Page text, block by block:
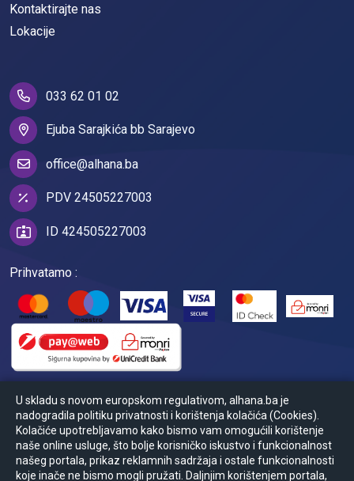
Kontaktirajte nas
Lokacije
033 62 01 02
Ejuba Sarajkića bb Sarajevo
office@alhana.ba
PDV 24505227003
ID 424505227003
Prihvatamo :
U skladu s novom europskom regulativom, alhana.ba je
nadogradila politiku privatnosti i korištenja kolačića (Cookies).
Kolačiće upotrebljavamo kako bismo vam omogućili korištenje
naše online usluge, što bolje korisničko iskustvo i funkcionalnost
našeg portala, prikaz reklamnih sadržaja i ostale funkcionalnosti
koje inače ne bismo mogli pružati. Daljnjim korištenjem portala,